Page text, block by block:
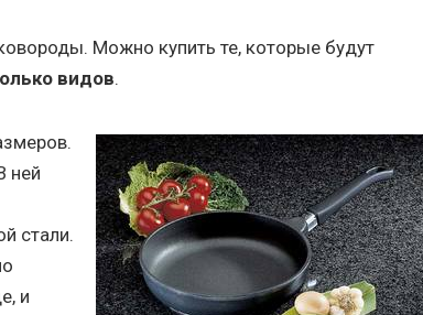
Можно купить те, которые будут
видов.
ней
стали.
и